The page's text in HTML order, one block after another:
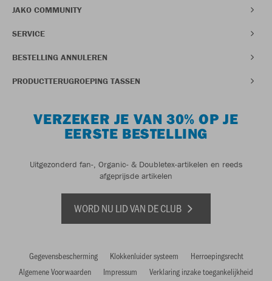
JAKO COMMUNITY
SERVICE
BESTELLING ANNULEREN
PRODUCTTERUGROEPING TASSEN
VERZEKER JE VAN 30% OP JE
EERSTE BESTELLING
Uitgezonderd fan-, Organic- & Doubletex-artikelen en reeds
afgeprijsde artikelen
WORD NU LID VAN DE CLUB
Gegevensbescherming Klokkenluider systeem
Herroepingsrecht
Algemene Voorwaarden
Impressum Verklaring inzake toegankelijkheid